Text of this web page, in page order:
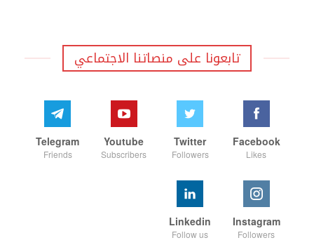
تابعونا على منصاتنا الاجتماعي
Facebook
Likes
Twitter
Followers
Youtube
Subscribers
Telegram
Friends
Instagram
Followers
Linkedin
Follow us